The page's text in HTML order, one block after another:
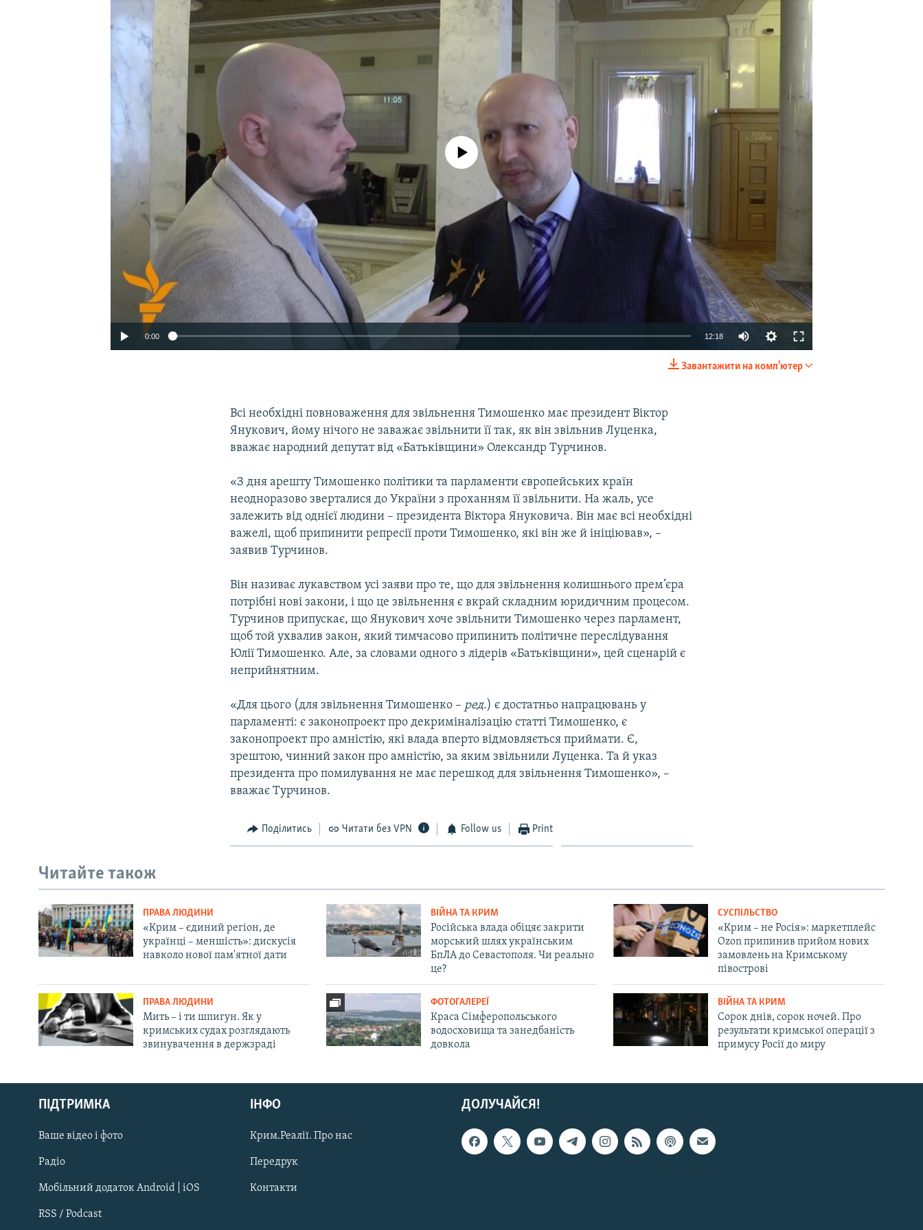
УКРАЇНСЬКА ПРОБЛЕМА КРИМУ
Русский
Qırımtatar
ДОЛУЧАЙСЯ!
No media source currently available
0:00 12:18
Завантажити на комп'ютер
Всі необхідні повноваження для звільнення Тимошенко має президент Віктор
Янукович, йому нічого не заважає звільнити її так, як він звільнив Луценка,
вважає народний депутат від «Батьківщини» Олександр Турчинов.
«З дня арешту Тимошенко політики та парламенти європейських країн
неодноразово зверталися до України з проханням її звільнити. На жаль, усе
залежить від однієї людини – президента Віктора Януковича. Він має всі необхідні
важелі, щоб припинити репресії проти Тимошенко, які він же й ініціював», –
заявив Турчинов.
Він називає лукавством усі заяви про те, що для звільнення колишнього прем’єра
потрібні нові закони, і що це звільнення є вкрай складним юридичним процесом.
Турчинов припускає, що Янукович хоче звільнити Тимошенко через парламент,
щоб той ухвалив закон, який тимчасово припинить політичне переслідування
Юлії Тимошенко. Але, за словами одного з лідерів «Батьківщини», цей сценарій є
неприйнятним.
«Для цього (для звільнення Тимошенко – ред.) є достатньо напрацювань у
парламенті: є законопроект про декриміналізацію статті Тимошенко, є
законопроект про амністію, які влада вперто відмовляється приймати. Є,
зрештою, чинний закон про амністію, за яким звільнили Луценка. Та й указ
президента про помилування не має перешкод для звільнення Тимошенко», –
вважає Турчинов.
Поділитись Читати без VPN Follow us Print
Читайте також
ПРАВА ЛЮДИНИ
«Крим – єдиний регіон, де
українці – меншість»: дискусія
навколо нової пам'ятної дати
ВІЙНА ТА КРИМ
Російська влада обіцяє закрити
морський шлях українським
БпЛА до Севастополя. Чи реально
це?
СУСПІЛЬСТВО
«Крим – не Росія»: маркетплейс
Ozon припинив прийом нових
замовлень на Кримському
півострові
ПРАВА ЛЮДИНИ
Мить – і ти шпигун. Як у
кримських судах розглядають
звинувачення в держзраді
ФОТОГАЛЕРЕЇ
Краса Сімферопольського
водосховища та занедбаність
довкола
ВІЙНА ТА КРИМ
Сорок днів, сорок ночей. Про
результати кримської операції з
примусу Росії до миру
ДОЛУЧАЙСЯ!
ПІДТРИМКА
Ваше відео і фото
Радіо
Мобільний додаток Android | iOS
RSS / Podcast
ІНФО
Крим.Реалії. Про нас
Передрук
Контакти